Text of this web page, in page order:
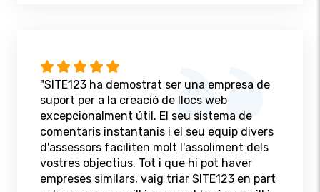
"SITE123 ha demostrat ser una empresa de
suport per a la creació de llocs web
excepcionalment útil. El seu sistema de
comentaris instantanis i el seu equip divers
d'assessors faciliten molt l'assoliment dels
vostres objectius. Tot i que hi pot haver
empreses similars, vaig triar SITE123 en part